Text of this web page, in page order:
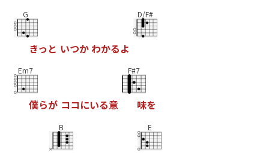
G
きっ と いつかわかるよ
D/F#
Em7
僕らが ココにいる意
F#7
味を
B E